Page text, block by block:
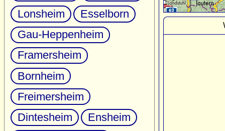
Lonsheim
Esselborn
Gau-Heppenheim
Framersheim
Bornheim
Freimersheim
Dintesheim
Ensheim